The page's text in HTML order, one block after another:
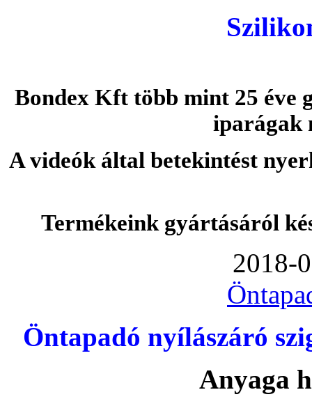
Bondex Kft több mint 25 éve
iparágak
A videók által betekintést
Termékeink gyártásáról
2018-
Öntapadó nyílászáró
Anyaga